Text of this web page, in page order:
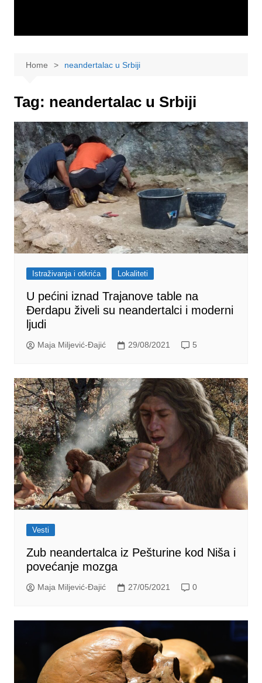
Home neandertalac u Srbiji
Tag: neandertalac u Srbiji
Istraživanja i otkrića Lokaliteti
U pećini iznad Trajanove table na
Đerdapu živeli su neandertalci i moderni
ljudi
Maja Miljević-Đajić 29/08/2021 5
Vesti
Zub neandertalca iz Pešturine kod Niša i
povećanje mozga
Maja Miljević-Đajić 27/05/2021 0